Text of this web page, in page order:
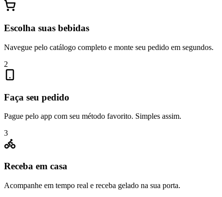
Escolha suas bebidas
Navegue pelo catálogo completo e monte seu pedido em segundos.
2
Faça seu pedido
Pague pelo app com seu método favorito. Simples assim.
3
Receba em casa
Acompanhe em tempo real e receba gelado na sua porta.